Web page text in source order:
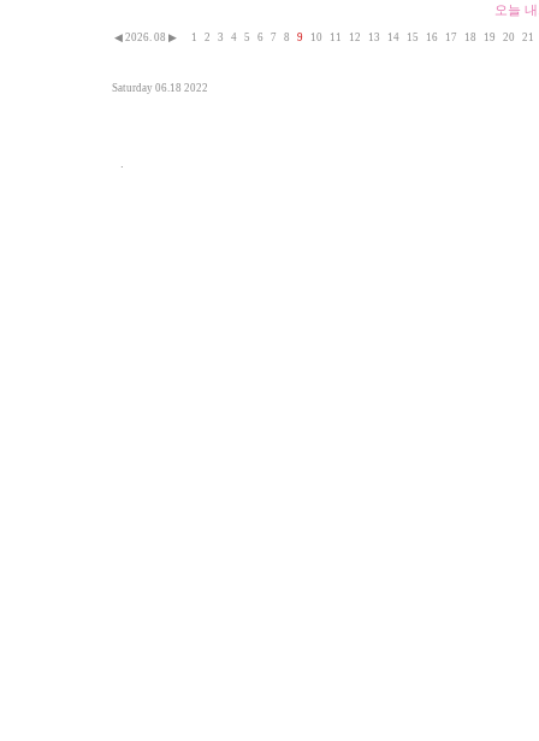
오늘
◀ 2026. 08 ▶ 1 2 3 4 5 6 7 8 9 10 11 12 13 14 15 16 17 18 19 20 21
Saturday 06.18 2022